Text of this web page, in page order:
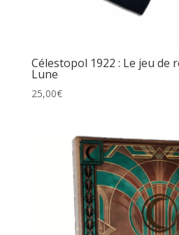
Célestopol 1922 : Le jeu de
Lune
25,00€